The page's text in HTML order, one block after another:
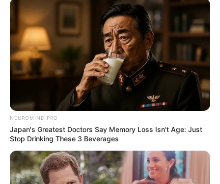
NEUROMIND PRO
Japan's Greatest Doctors Say Memory Loss Isn't Age: Just
Stop Drinking These 3 Beverages